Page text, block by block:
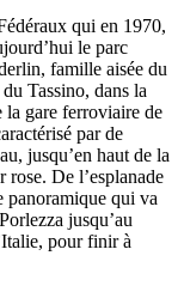
qui en 1970,
le parc
famille aisée du
Tassino, dans la
la gare ferroviaire de
par de
jusqu’en haut de la
De l’esplanade
panoramique qui va
jusqu’au
pour finir à